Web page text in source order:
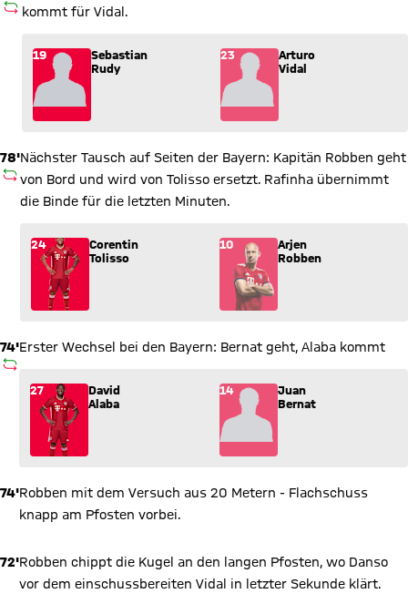
AUSWECHSLUNG
kommt für Vidal.
Wechsel: Sebastian Rudy (19) kommt für Arturo Vidal (23)
19
Sebastian
Rudy
23
Arturo
Vidal
78'
AUSWECHSLUNG
Nächster Tausch auf Seiten der Bayern: Kapitän Robben geht
von Bord und wird von Tolisso ersetzt. Rafinha übernimmt
die Binde für die letzten Minuten.
Wechsel: Corentin Tolisso (24) kommt für Arjen Robben (10)
24
Corentin
Tolisso
10
Arjen
Robben
74'
AUSWECHSLUNG
Erster Wechsel bei den Bayern: Bernat geht, Alaba kommt
Wechsel: David Alaba (27) kommt für Juan Bernat (14) ins
27
David
Alaba
14
Juan
Bernat
74'Robben mit dem Versuch aus 20 Metern - Flachschuss
knapp am Pfosten vorbei.
72'Robben chippt die Kugel an den langen Pfosten, wo Danso
vor dem einschussbereiten Vidal in letzter Sekunde klärt.